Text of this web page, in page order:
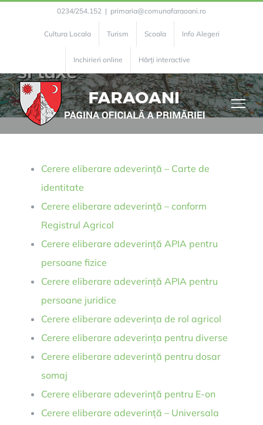
0234/254.152 | primaria@comunafaraoani.ro
Cultura Locala Turism Scoala Info Alegeri
Inchirieri online Hărți interactive
Compartiment Impozite
si taxe
Cerere eliberare adeverință – Carte de
identitate
Cerere eliberare adeverință – conform
Registrul Agricol
Cerere eliberare adeverință APIA pentru
persoane fizice
Cerere eliberare adeverință APIA pentru
persoane juridice
Cerere eliberare adeverința de rol agricol
Cerere eliberare adeverința pentru diverse
Cerere eliberare adeverință pentru dosar
somaj
Cerere eliberare adeverință pentru E-on
Cerere eliberare adeverință – Universala